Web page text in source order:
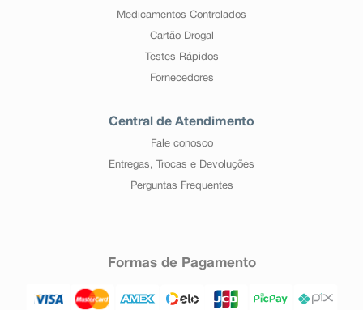
Medicamentos Controlados
Cartão Drogal
Testes Rápidos
Fornecedores
Central de Atendimento
Fale conosco
Entregas, Trocas e Devoluções
Perguntas Frequentes
Formas de Pagamento